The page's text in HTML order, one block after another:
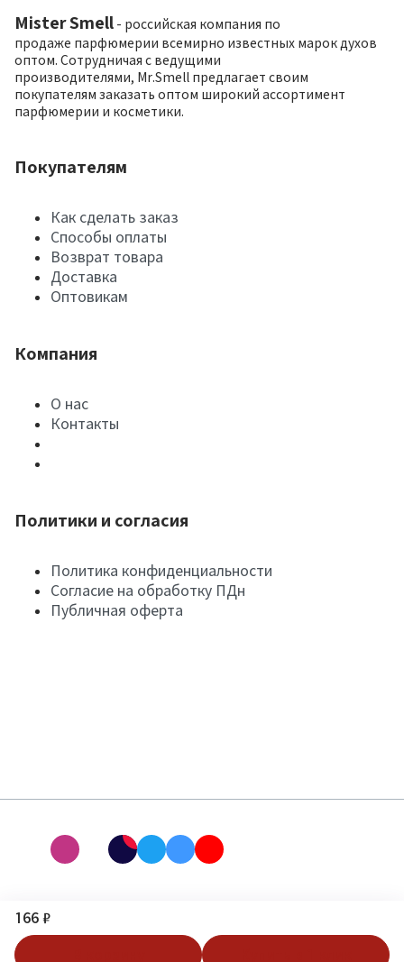
166 ₽
Mister Smell - российская компания по
продаже парфюмерии всемирно известных марок духов
оптом. Сотрудничая с ведущими
производителями, Mr.Smell предлагает своим
покупателям заказать оптом широкий ассортимент
парфюмерии и косметики.
Покупателям
Как сделать заказ
Способы оплаты
Возврат товара
Доставка
Оптовикам
Компания
О нас
Контакты
Политики и согласия
Политика конфиденциальности
Согласие на обработку ПДн
Публичная оферта